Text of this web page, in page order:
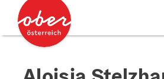
Zum Inhalt
Zum Seitenanfang